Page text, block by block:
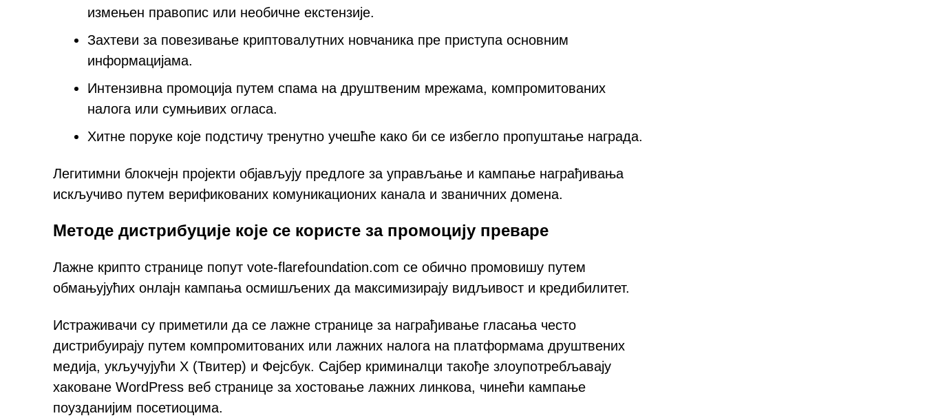
измењен правопис или необичне екстензије.
Захтеви за повезивање криптовалутних новчаника пре приступа основним
информацијама.
Интензивна промоција путем спама на друштвеним мрежама, компромитованих
налога или сумњивих огласа.
Хитне поруке које подстичу тренутно учешће како би се избегло пропуштање награда.
Легитимни блокчејн пројекти објављују предлоге за управљање и кампање награђивања
искључиво путем верификованих комуникационих канала и званичних домена.
Методе дистрибуције које се користе за промоцију преваре
Лажне крипто странице попут vote-flarefoundation.com се обично промовишу путем
обмањујућих онлајн кампања осмишљених да максимизирају видљивост и кредибилитет.
Истраживачи су приметили да се лажне странице за награђивање гласања често
дистрибуирају путем компромитованих или лажних налога на платформама друштвених
медија, укључујући X (Твитер) и Фејсбук. Сајбер криминалци такође злоупотребљавају
хаковане WordPress веб странице за хостовање лажних линкова, чинећи кампање
поузданијим посетиоцима.